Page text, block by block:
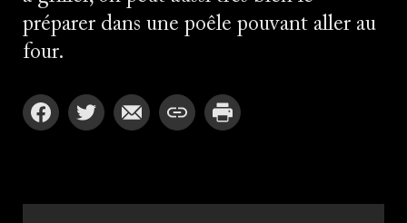
préparer dans une poêle pouvant aller au
four.